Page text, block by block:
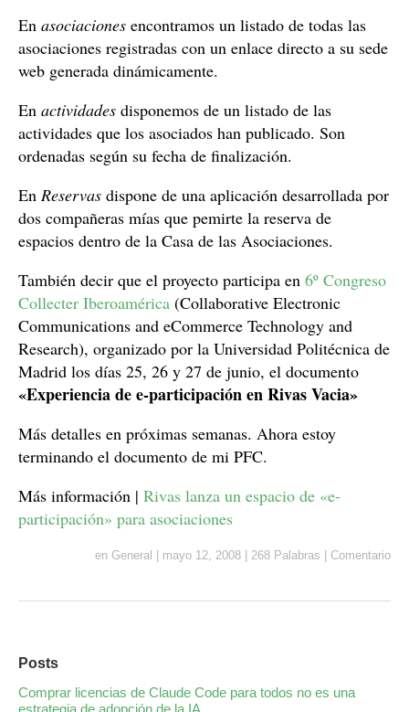
En asociaciones encontramos un listado de todas las
asociaciones registradas con un enlace directo a su sede
web generada dinámicamente.
En actividades disponemos de un listado de las
actividades que los asociados han publicado. Son
ordenadas según su fecha de finalización.
En Reservas dispone de una aplicación desarrollada por
dos compañeras mías que pemirte la reserva de
espacios dentro de la Casa de las Asociaciones.
También decir que el proyecto participa en 6º Congreso
Collecter Iberoamérica (Collaborative Electronic
Communications and eCommerce Technology and
Research), organizado por la Universidad Politécnica de
Madrid los días 25, 26 y 27 de junio, el documento
«Experiencia de e-participación en Rivas Vacia»
Más detalles en próximas semanas. Ahora estoy
terminando el documento de mi PFC.
Más información | Rivas lanza un espacio de «e-
participación» para asociaciones
en General mayo 12, 2008 268 Palabras Comentario
Posts
Comprar licencias de Claude Code para todos no es una
estrategia de adopción de la IA